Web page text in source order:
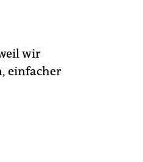
wir
einfacher